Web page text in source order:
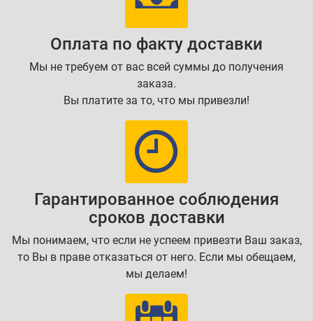
Оплата по факту доставки
Мы не требуем от вас всей суммы до получения
заказа.
Вы платите за то, что мы привезли!
Гарантированное соблюдения
сроков доставки
Мы понимаем, что если не успеем привезти Ваш заказ,
то Вы в праве отказаться от него. Если мы обещаем,
мы делаем!